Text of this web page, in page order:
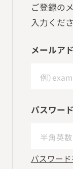
ご登録の
入力くださ
メールア
パスワード
パスワー